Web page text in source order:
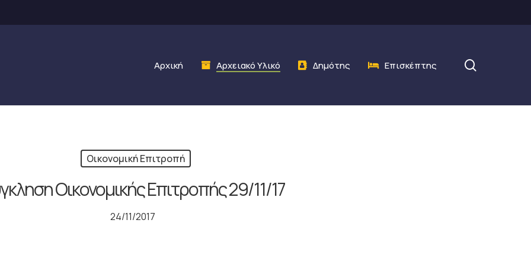
Αρχική Αρχειακό Υλικό Δημότης Επισκέπτης
Οικονομική Επιτροπή
Οικονομικής Επιτροπής 29/11/17
24/11/2017